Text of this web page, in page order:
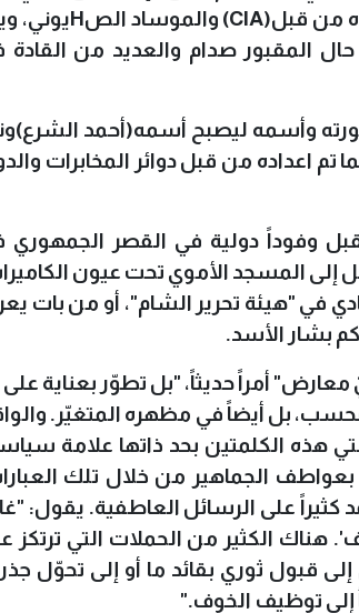
من قبل(CIA
) والموساد الصHيوني،
المقبور صدام والعديد من القادة
وأسمه ليصبح أسمه(أحمد
تم اعداده من قبل دوائر المخابرات
وفوداً دولية في القصر الجمهوري
المسجد الأموي تحت عيون
في "هيئة تحرير الشام"، أو من بات
بشار الأسد.
أمراً حديثاً، "بل تطوّر بعناية على
فحسب، بل أيضاً في مظهره المتغيّر.
هذه الكلمتين بحد ذاتها علامة
الجماهير من خلال تلك
على الرسائل العاطفية. يقول:
الكثير من الحملات التي ترتكز
قبول ثوري بقائد ما أو إلى تحوّل
إلى توظيف الخوف".